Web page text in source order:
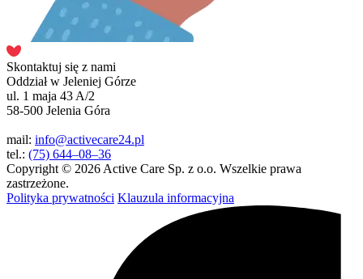
Skontaktuj się z nami
Oddział w Jeleniej Górze
ul. 1 maja 43 A/2
58-500 Jelenia Góra
mail: info@activecare24.pl
tel.: (75) 644–08–36
Copyright © 2026 Active Care Sp. z o.o. Wszelkie prawa
zastrzeżone.
Polityka prywatności Klauzula informacyjna